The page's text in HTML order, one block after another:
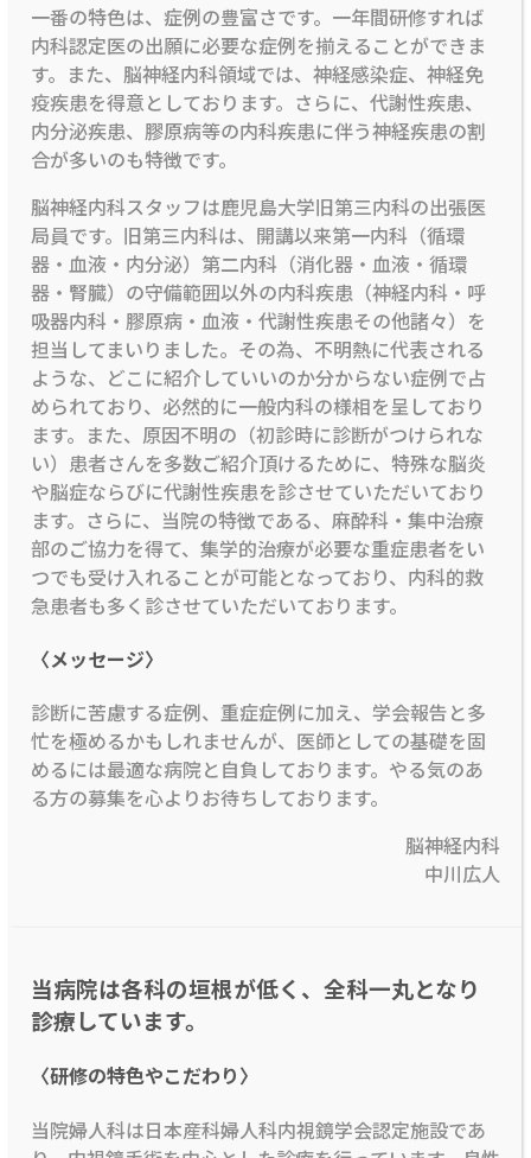
一番の特色は、症例の豊富さです。一年間研修すれば
内科認定医の出願に必要な症例を揃えることができま
す。また、脳神経内科領域では、神経感染症、神経免
疫疾患を得意としております。さらに、代謝性疾患、
内分泌疾患、膠原病等の内科疾患に伴う神経疾患の割
合が多いのも特徴です。
脳神経内科スタッフは鹿児島大学旧第三内科の出張医
局員です。旧第三内科は、開講以来第一内科（循環
器・血液・内分泌）第二内科（消化器・血液・循環
器・腎臓）の守備範囲以外の内科疾患（神経内科・呼
吸器内科・膠原病・血液・代謝性疾患その他諸々）を
担当してまいりました。その為、不明熱に代表される
ような、どこに紹介していいのか分からない症例で占
められており、必然的に一般内科の様相を呈しており
ます。また、原因不明の（初診時に診断がつけられな
い）患者さんを多数ご紹介頂けるために、特殊な脳炎
や脳症ならびに代謝性疾患を診させていただいており
ます。さらに、当院の特徴である、麻酔科・集中治療
部のご協力を得て、集学的治療が必要な重症患者をい
つでも受け入れることが可能となっており、内科的救
急患者も多く診させていただいております。
〈メッセージ〉
診断に苦慮する症例、重症症例に加え、学会報告と多
忙を極めるかもしれませんが、医師としての基礎を固
めるには最適な病院と自負しております。やる気のあ
る方の募集を心よりお待ちしております。
脳神経内科
中川広人
当病院は各科の垣根が低く、全科一丸となり
診療しています。
〈研修の特色やこだわり〉
当院婦人科は日本産科婦人科内視鏡学会認定施設であ